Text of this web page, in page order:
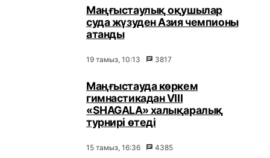
Маңғыстаулық оқушылар
суда жүзуден Азия чемпионы
атанды
19 тамыз, 10:13 3817
Маңғыстауда көркем
гимнастикадан VIII
«SHAGALA» халықаралық
турнирі өтеді
15 тамыз, 16:36 4385